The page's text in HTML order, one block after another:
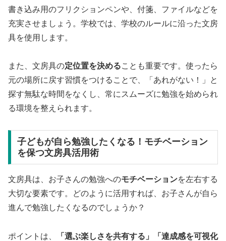
書き込み用のフリクションペンや、付箋、ファイルなどを
充実させましょう。学校では、学校のルールに沿った文房
具を使用します。
また、文房具の定位置を決めることも重要です。使ったら
元の場所に戻す習慣をつけることで、「あれがない！」と
探す無駄な時間をなくし、常にスムーズに勉強を始められ
る環境を整えられます。
子どもが自ら勉強したくなる！モチベーション
を保つ文房具活用術
文房具は、お子さんの勉強へのモチベーションを左右する
大切な要素です。どのように活用すれば、お子さんが自ら
進んで勉強したくなるのでしょうか？
ポイントは、
「選ぶ楽しさを共有する」「達成感を可視化